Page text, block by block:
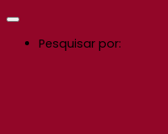
Pesquisar por: